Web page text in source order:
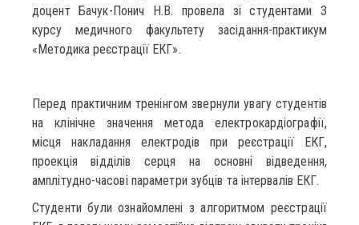
доцент Бачук-Понич Н.В. провела зі студентами 3
курсу медичного факультету засідання-практикум
«Методика реєстрації ЕКГ».
Перед практичним тренінгом звернули увагу студентів
на клінічне значення метода електрокардіографії,
місця накладання електродів при реєстрації ЕКГ,
проекція відділів серця на основні відведення,
амплітудно-часові параметри зубців та інтервалів ЕКГ.
Студенти були ознайомлені з алгоритмом реєстрації